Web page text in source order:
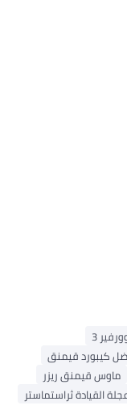
3
كيبورد قيمنق
ماوس قيمنق ريزر
القيادة ثراستماستر